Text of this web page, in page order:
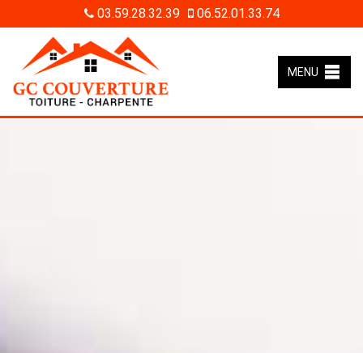
03.59.28.32.39 06.52.01.33.74
MENU